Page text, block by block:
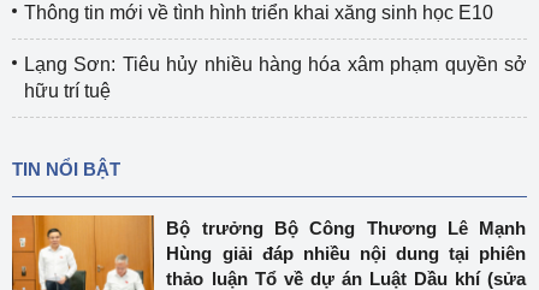
Thông tin mới về tình hình triển khai xăng sinh học E10
Lạng Sơn: Tiêu hủy nhiều hàng hóa xâm phạm quyền sở
hữu trí tuệ
TIN NỔI BẬT
Bộ trưởng Bộ Công Thương Lê Mạnh
Hùng giải đáp nhiều nội dung tại phiên
thảo luận Tổ về dự án Luật Dầu khí (sửa